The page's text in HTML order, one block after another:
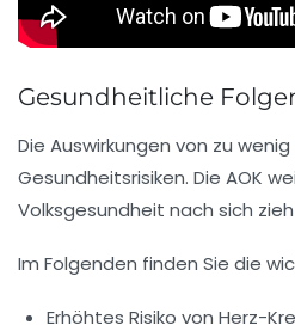
Gesundheitliche
Die Auswirkungen von zu
Gesundheitsrisiken. Die AOK
Volksgesundheit nach sich
Im Folgenden finden Sie die
Erhöhtes Risiko von Herz-